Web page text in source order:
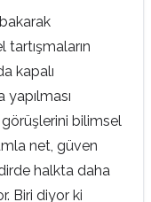
tartışmaların
kapalı
bilimsel
net, güven
halkta daha
Biri diyor ki